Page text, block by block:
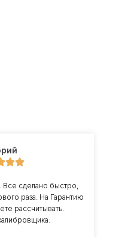
Все сделано быстро,
раза. На Гарантию
рассчитывать.